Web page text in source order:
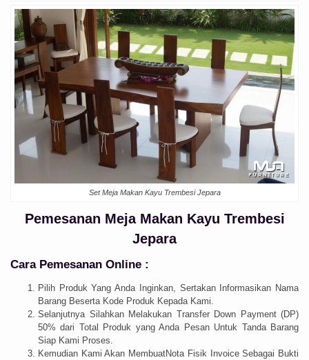
Set Meja Makan Kayu Trembesi Jepara
Pemesanan Meja Makan Kayu Trembesi
Jepara
Cara Pemesanan Online :
Pilih Produk Yang Anda Inginkan, Sertakan Informasikan Nama
Barang Beserta Kode Produk Kepada Kami.
Selanjutnya Silahkan Melakukan Transfer Down Payment (DP)
50% dari Total Produk yang Anda Pesan Untuk Tanda Barang
Siap Kami Proses.
Kemudian Kami Akan MembuatNota Fisik Invoice Sebagai Bukti